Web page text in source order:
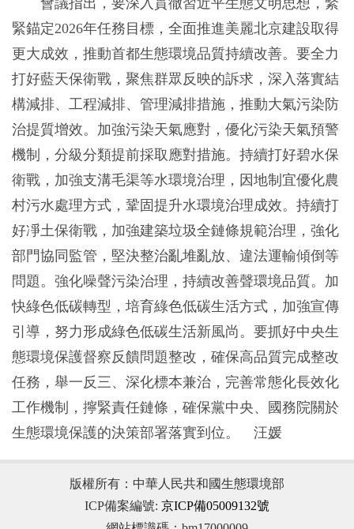
會議指出，要深入貫徹習近平生態文明思想，緊
緊錨定2026年任務目標，全面推進美麗北京建設取得
更大成效，推動首都生態環境品質持續改善。要全力
打好藍天保衛戰，聚焦群眾反映的訴求，深入落實結
構減排、工程減排、管理減排措施，推動大氣污染防
治提質增效。加強污染天氣應對，優化污染天氣預警
機制，分級分類提前採取應對措施。持續打好碧水保
衛戰，加強支溝毛渠等水環境治理，因地制宜優化農
村污水處理方式，鞏固提升水環境治理成效。持續打
好凈土保衛戰，加強建築垃圾全鏈條規範治理，強化
部門協同監管，堅決整治亂堆亂放、違法運輸傾倒等
問題。強化噪聲污染治理，持續改善聲環境品質。加
快綠色低碳轉型，培育綠色低碳生活方式，加強宣傳
引導，努力形成綠色低碳生活新風尚。要抓好中央生
態環境保護督察反饋問題整改，確保高品質完成整改
任務，舉一反三、深化標本兼治，完善常態化長效化
工作機制，擰緊責任鏈條，確保黨中央、國務院關於
生態環境保護的決策部署落實到位。 汪媛
版權所有：中華人民共和國生態環境部
ICP備案編號: 京ICP備05009132號